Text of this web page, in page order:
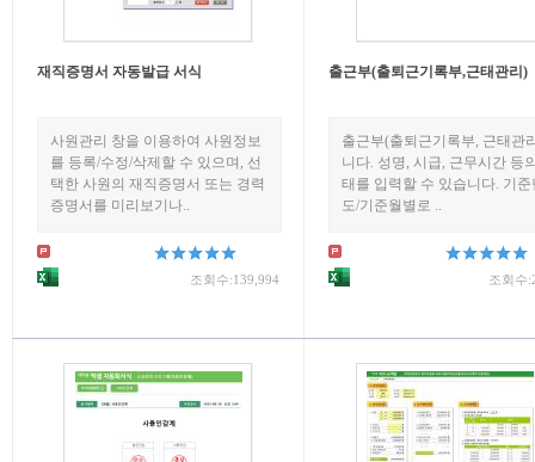
재직증명서 자동발급 서식
사원관리 창을 이용하여 사원정보
를 등록/수정/삭제할 수 있으며, 선
택한 사원의 재직증명서 또는 경력
증명서를 미리보기나..
조회수:139,994
출근부(출퇴근기록부,근태관리)
출근부(출퇴근기록부, 근태관
니다. 성명, 시급, 근무시간 등
태를 입력할 수 있습니다. 기준
도/기준월별로 ..
조회수